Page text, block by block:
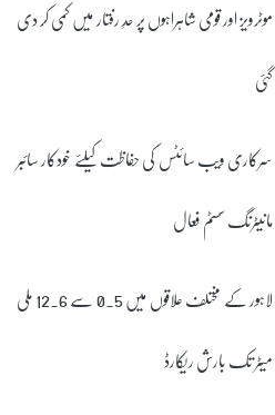
موٹرویز اور قومی شاہراہوں پر حدِ رفتار میں کمی کر دی
گئی
سرکاری ویب سائٹس کی حفاظت کیلئے خودکار سائبر
مانیٹرنگ سسٹم فعال
لاہور کے مختلف علاقوں میں 0.5 سے 12.6 ملی
میٹر تک بارش ریکارڈ